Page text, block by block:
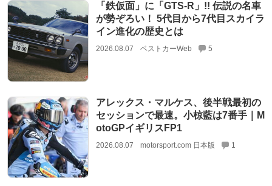
「鉄仮面」に「GTS-R」!! 伝説の名車
が勢ぞろい！ 5代目から7代目スカイラ
イン進化の歴史とは
2026.08.07 ベストカーWeb 5
アレックス・マルケス、後半戦最初の
セッションで最速。小椋藍は7番手｜M
otoGPイギリスFP1
2026.08.07 motorsport.com 日本版 1